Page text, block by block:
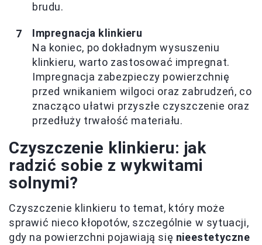
brudu.
Impregnacja klinkieru
Na koniec, po dokładnym wysuszeniu
klinkieru, warto zastosować impregnat.
Impregnacja zabezpieczy powierzchnię
przed wnikaniem wilgoci oraz zabrudzeń, co
znacząco ułatwi przyszłe czyszczenie oraz
przedłuży trwałość materiału.
Czyszczenie klinkieru: jak
radzić sobie z wykwitami
solnymi?
Czyszczenie klinkieru to temat, który może
sprawić nieco kłopotów, szczególnie w sytuacji,
gdy na powierzchni pojawiają się nieestetyczne